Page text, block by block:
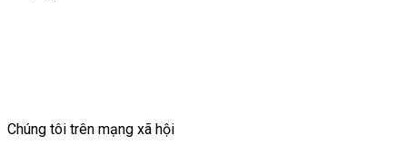
Chúng tôi trên mạng xã hội